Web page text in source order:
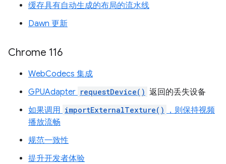
缓存具有自动生成的布局的流水线
Dawn 更新
Chrome 116
WebCodecs 集成
GPUAdapter requestDevice() 返回的丢失设备
如果调用 importExternalTexture()
，则保持视频
播放流畅
规范一致性
提升开发者体验